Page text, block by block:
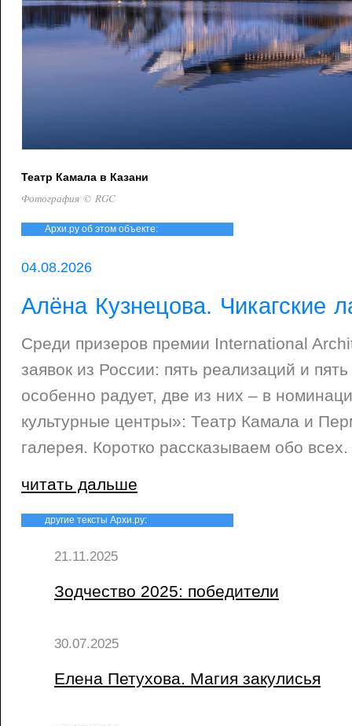
Театр Камала в Казани
Фотография © RGC
Архи.ру об этом объекте:
04.08.2026
Алёна Кузнецова. Чикагские
Среди призеров премии International
заявок из России: пять реализаций и
особенно радует, две из них – в
культурные центры»: Театр Камала и
галерея. Коротко рассказываем обо всех.
читать дальше
другие тексты Архи.ру:
21.11.2025
Зодчество 2025: победители
30.07.2025
Елена Петухова. Магия закулисья